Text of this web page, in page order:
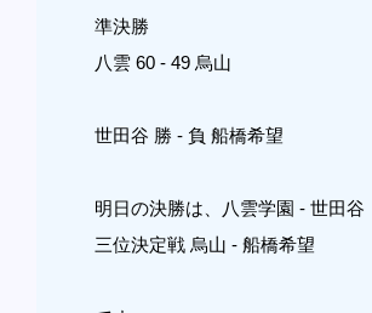
準決勝
八雲 60 - 49 烏山
世田谷 勝 - 負 船橋希望
明日の決勝は、八雲学園 - 世田谷
三位決定戦 烏山 - 船橋希望